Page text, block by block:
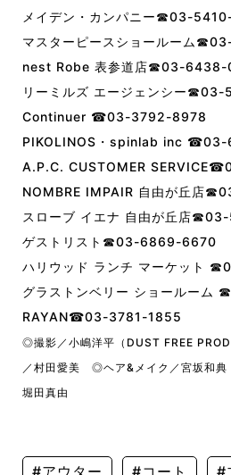
メイデン・カンパニー☎︎03-
マスターピースショールーム
nest Robe 表参道店☎︎03-6438-
リーミルズ エージェンシー
Continuer ☎︎03-3792-8978
PIKOLINOS・spinlab inc ☎︎03-
A.P.C. CUSTOMER
NOMBRE IMPAIR 自由が丘店
スローブ イエナ 自由が丘店
ゲストリスト☎︎03-6869-6670
ハリウッド ランチ マーケット
グラストンベリー ショールー
RAYAN☎︎03-3781-1855
◎撮影／小嶋洋平（DUST FREE
／村田愛美 ◎ヘア&メイク／宮坂和典
堀田真由
#アウター #コート #